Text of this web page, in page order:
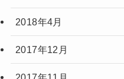
2018年4月
2017年12月